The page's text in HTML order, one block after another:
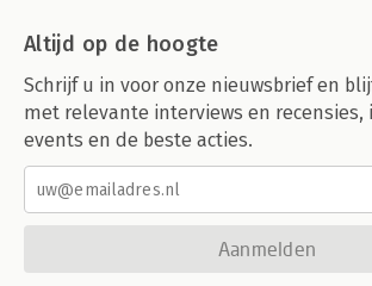
Altijd op de hoogte
Schrijf u in voor onze nieuwsbrief en
met relevante interviews en recensies,
events en de beste acties.
Aanmelden